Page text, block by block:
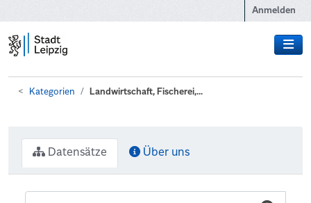
Anmelden
Kategorien Landwirtschaft, Fischerei,...
Datensätze Über uns